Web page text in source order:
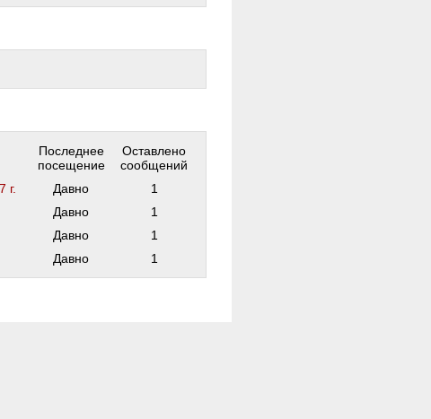
Последнее
посещение
Оставлено
сообщений
г. Давно
1
Давно
1
Давно
1
Давно 1